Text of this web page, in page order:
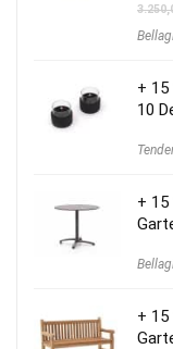
+
10
+
+ 15